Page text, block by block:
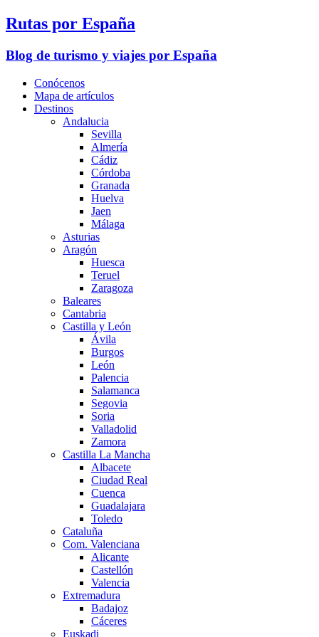
Rutas por España
Blog de turismo y viajes por España
Conócenos
Mapa de artículos
Destinos
Andalucia
Sevilla
Almería
Cádiz
Córdoba
Granada
Huelva
Jaen
Málaga
Asturias
Aragón
Huesca
Teruel
Zaragoza
Baleares
Cantabria
Castilla y León
Ávila
Burgos
León
Palencia
Salamanca
Segovia
Soria
Valladolid
Zamora
Castilla La Mancha
Albacete
Ciudad Real
Cuenca
Guadalajara
Toledo
Cataluña
Com. Valenciana
Alicante
Castellón
Valencia
Extremadura
Badajoz
Cáceres
Euskadi